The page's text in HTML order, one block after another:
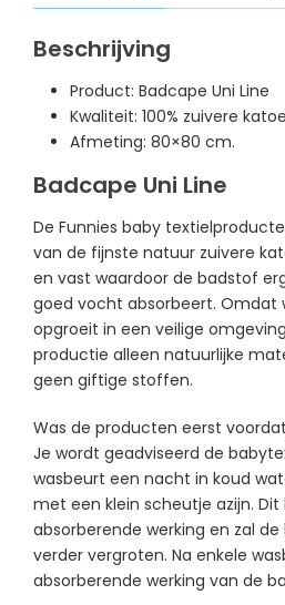
Beschrijving
Product: Badcape Uni Line
Kwaliteit: 100% zuivere
Afmeting: 80×80 cm.
Badcape Uni Line
De Funnies baby
van de fijnste natuur zuivere
en vast waardoor de badstof
goed vocht absorbeert. Omdat
opgroeit in een veilige
productie alleen natuurlijke
geen giftige stoffen.
Was de producten eerst
Je wordt geadviseerd de
wasbeurt een nacht in koud
met een klein scheutje azijn.
absorberende werking en zal
verder vergroten. Na enkele
absorberende werking van de